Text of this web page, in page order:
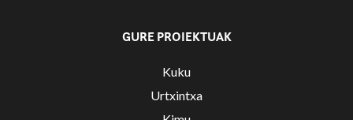
GURE PROIEKTUAK
Kuku
Urtxintxa